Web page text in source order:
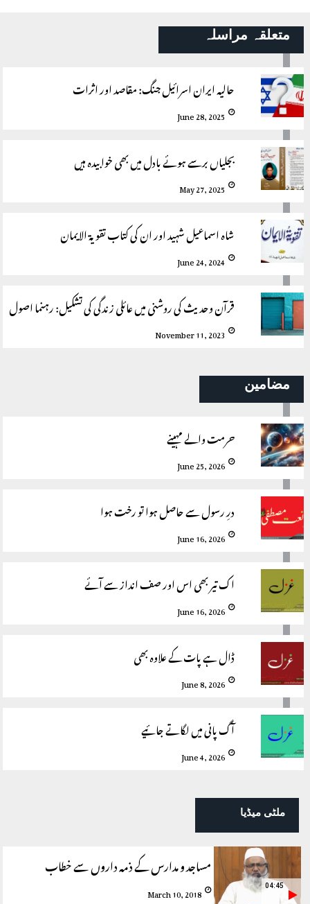
متعلقہ مراسلہ
حالیہ ایران اسرائیل جنگ: مقاصد اور اثرات
June 28, 2025
بجلیاں برسے ہوئے بادل میں بھی خوابیدہ ہیں
May 27, 2025
شاہ اسماعیل شہید اور ان کی کتاب تقویۃ الایمان
June 24, 2024
قرآن وحدیث کی روشنی میں عائلی زندگی کی تشکیل: رہنما اصول
November 11, 2023
مضامین
حرمت والے مہینے
June 25, 2026
درِ رسول سے حاصل ہوا تو رخت ہوا
June 16, 2026
اک تیر بھی اس اور صف انداز سے آئے
June 16, 2026
ڈال ہے پات کے علاوہ بھی
June 8, 2026
آگ پانی میں لگاتے جائیے
June 4, 2026
ملٹی میڈیا
مساجد و مدارس کے ذمہ داروں سے خطاب
March 10, 2018 04:45